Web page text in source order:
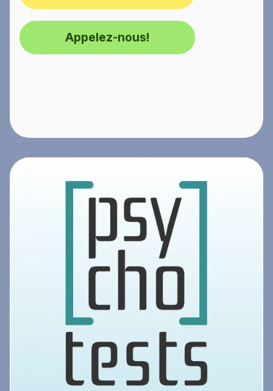
Appelez-nous!